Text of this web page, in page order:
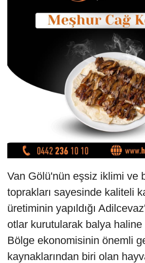
Van Gölü'nün eşsiz iklimi ve
toprakları sayesinde kaliteli
üretiminin yapıldığı
otlar kurutularak balya haline
Bölge ekonomisinin önemli
kaynaklarından biri olan